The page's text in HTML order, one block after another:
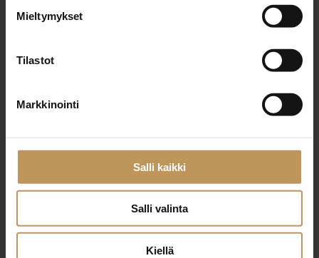
Mieltymykset
Tilastot
Markkinointi
Salli kaikki
Salli valinta
Kiellä
Sähköposti*